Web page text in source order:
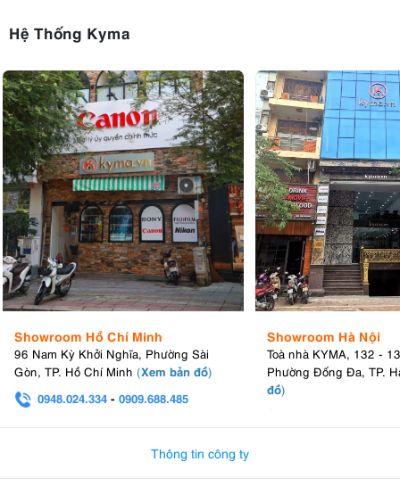
Hệ Thống Kyma
Showroom Hồ Chí Minh
96 Nam Kỳ Khởi Nghĩa, Phường Sài
Gòn, TP. Hồ Chí Minh (Xem bản đồ)
0948.024.334 - 0909.688.485
Showroom Hà Nội
Toà nhà KYMA, 132 -
Phường Đống Đa, TP.
đồ)
Thông tin công ty